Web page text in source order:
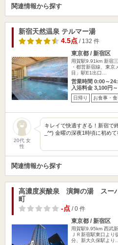
関連情報から探す
新宿天然温泉 テルマー湯
4.5点/ 132 件
東京都 / 新宿区
用賀駅9.91km 新宿
・都営新宿線、東
目」駅E1出口…
営業時間 0:00～
入浴料金 3,100円～
日帰り お食事・
20代 女
性
キレイで快適すぎる！新宿で
_^*) 金曜の深夜1時頃に初め
関連情報から探す
高濃度炭酸泉 演舞の湯 スー
町
-点/ 0 件
東京都 / 新宿区
用賀駅9.95km 西武
ＪＲ新宿駅東口より
分、新大久保駅より…